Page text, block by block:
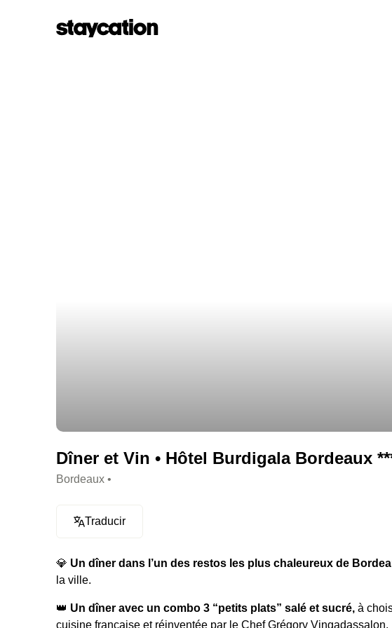
Dîner et Vin • Hôtel Burdigala Bordeaux
Bordeaux •
Traducir
💎 Un dîner dans l’un des restos les plus chaleureux de
la ville.
👑 Un dîner avec un combo 3 “petits plats” salé et sucré, à
cuisine française et réinventée par le Chef Grégory Vingadassalon.